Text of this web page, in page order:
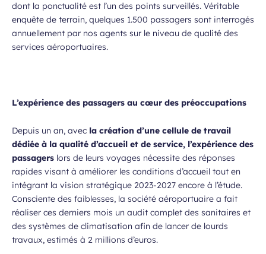
dont la ponctualité est l’un des points surveillés. Véritable
enquête de terrain, quelques 1.500 passagers sont interrogés
annuellement par nos agents sur le niveau de qualité des
services aéroportuaires.
L’expérience des passagers au cœur des préoccupations
Depuis un an, avec la création d’une cellule de travail
dédiée à la qualité d’accueil et de service, l’expérience des
passagers lors de leurs voyages nécessite des réponses
rapides visant à améliorer les conditions d’accueil tout en
intégrant la vision stratégique 2023-2027 encore à l’étude.
Consciente des faiblesses, la société aéroportuaire a fait
réaliser ces derniers mois un audit complet des sanitaires et
des systèmes de climatisation afin de lancer de lourds
travaux, estimés à 2 millions d’euros.